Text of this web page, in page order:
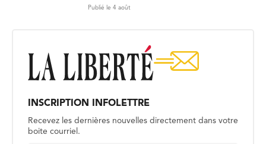
Publié le 4 août
INSCRIPTION INFOLETTRE
Recevez les dernières nouvelles directement dans votre
boite courriel.